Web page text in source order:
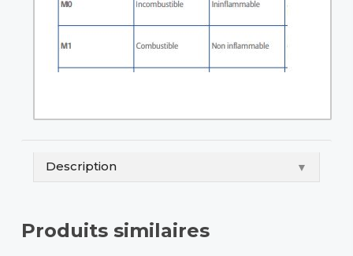
Description ▼
Produits similaires